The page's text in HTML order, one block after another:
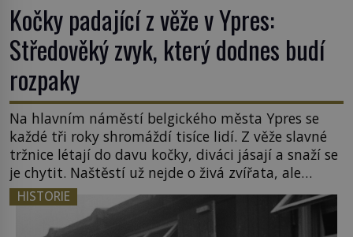
Kočky padající z věže v Ypres:
Středověký zvyk, který dodnes budí
rozpaky
Na hlavním náměstí belgického města Ypres se
každé tři roky shromáždí tisíce lidí. Z věže slavné
tržnice létají do davu kočky, diváci jásají a snaží se
je chytit. Naštěstí už nejde o živá zvířata, ale
jenom o plyšové suvenýry. Kdysi to ale bylo jinak.
Tato veselá podívaná připomíná jeden z
nejpodivnějších a zároveň nejkrutějších zvyků […]
HISTORIE